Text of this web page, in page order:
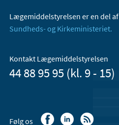
Lægemiddelstyrelsen er en del af
Sundheds- og Kirkeministeriet.
Kontakt Lægemiddelstyrelsen
44 88 95 95 (kl. 9 - 15)
Følg os